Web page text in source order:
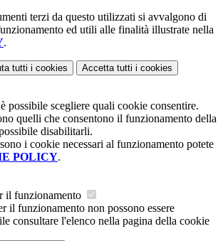
terzi da questo utilizzati si avvalgono di
ed utili alle finalità illustrate nella
.
tutti i cookies Accetta tutti i cookies
possibile scegliere quali cookie consentire.
quelli che consentono il funzionamento della
disabilitarli.
i cookie necessari al funzionamento potete
POLICY.
il funzionamento
il funzionamento non possono essere
consultare l'elenco nella pagina della cookie